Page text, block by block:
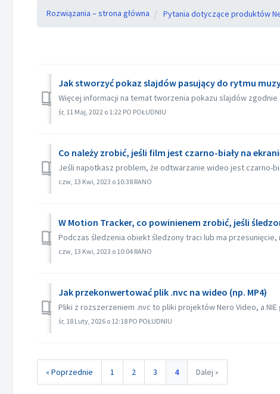
Rozwiązania – strona główna Pytania dotyczące produktów
Jak stworzyć pokaz slajdów pasujący do rytmu
Więcej informacji na temat tworzenia pokazu slajdów
śr, 11 Maj, 2022 o 1:22 PO POŁUDNIU
Co należy zrobić, jeśli film jest czarno-biały na
Jeśli napotkasz problem, że odtwarzanie wideo jest czarno-
czw, 13 Kwi, 2023 o 10:38 RANO
W Motion Tracker, co powinienem zrobić, jeśli
Podczas śledzenia obiekt śledzony traci lub ma
czw, 13 Kwi, 2023 o 10:04 RANO
Jak przekonwertować plik .nvc na wideo (np. MP4)
Pliki z rozszerzeniem .nvc to pliki projektów Nero Video, a
śr, 18 Luty, 2026 o 12:18 PO POŁUDNIU
« Poprzednie 1 2 3 4 Dalej »